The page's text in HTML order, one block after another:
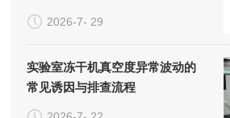
2026-7- 29
实验室冻干机真空度异常波动的
常见诱因与排查流程